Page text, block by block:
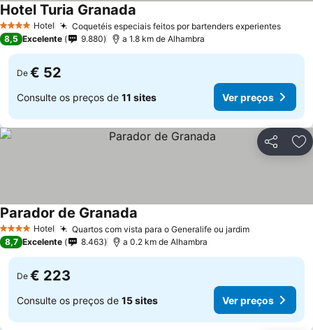
4 EstrelasHotel Coquetéis especiais feitos por bartenders experientes
Hotel Turia Granada
8,5 Excelente 9.880 a 1.8 km de Alhambra
De € 52
Consulte os preços de 11 sites Ver preços
Partilhar
4 EstrelasHotel Quartos com vista para o Generalife ou jardim
Parador de Granada
8,7 Excelente 8.463 a 0.2 km de Alhambra
De € 223
Consulte os preços de 15 sites Ver preços